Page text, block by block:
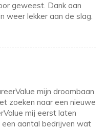
geweest. Dank aan
weer lekker aan de slag.
mijn droombaan
zoeken naar een nieuwe
mij eerst laten
een aantal bedrijven wat